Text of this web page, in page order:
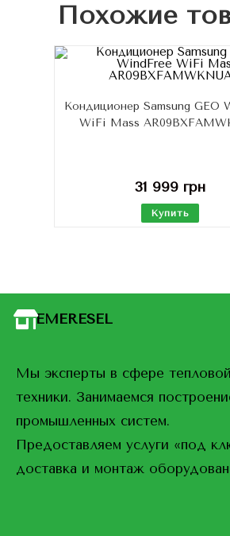
Похожие
Кондиционер Samsung GEO
WiFi Mass
31 999 грн
Купить
EMERESEL
Мы эксперты в сфере
техники. Занимаемся
промышленных систем.
Предоставляем услуги «под
доставка и монтаж